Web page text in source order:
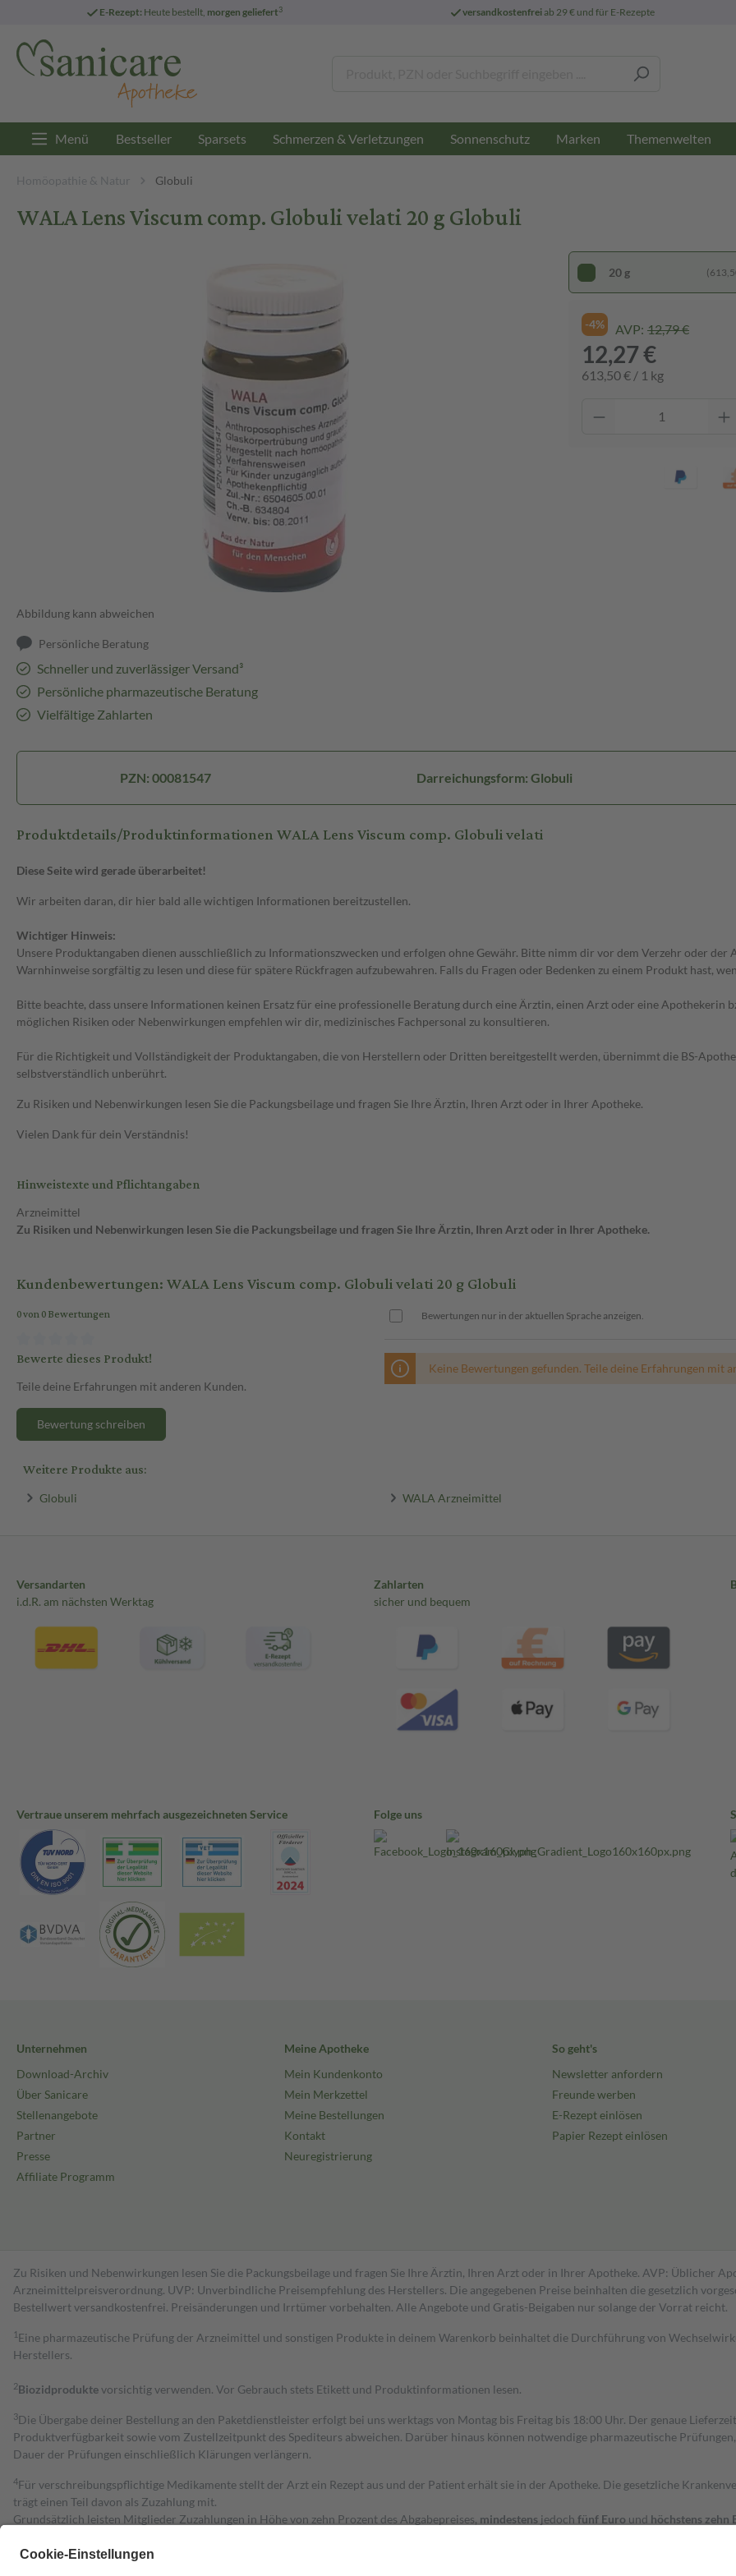
E-Rezept: Heute bestellt, morgen geliefert3 versandkostenfreiab 29 € und für E-Rezepte
Menü Bestseller Sparsets Schmerzen & Verletzungen Sonnenschutz Marken Themenwelten
Homöopathie & Natur Globuli
WALA Lens Viscum comp. Globuli velati 20 g Globuli
Abbildung kann abweichen
Persönliche Beratung
Schneller und zuverlässiger Versand³
Persönliche pharmazeutische Beratung
Vielfältige Zahlarten
20 g
-4% AVP: 12,79 €
12,27 €
613,50 € / 1 kg
PZN: 00081547 Darreichungsform: Globuli
Produktdetails/Produktinformationen WALA Lens Viscum comp. Globuli velati
Diese Seite wird gerade überarbeitet!
Wir arbeiten daran, dir hier bald alle wichtigen Informationen bereitzustellen.
Wichtiger Hinweis:
Unsere Produktangaben dienen ausschließlich zu Informationszwecken und erfolgen ohne Gewähr. Bitte nimm dir vor dem Verzehr oder
Warnhinweise sorgfältig zu lesen und diese für spätere Rückfragen aufzubewahren. Falls du Fragen oder Bedenken zu einem Produkt hast,
Bitte beachte, dass unsere Informationen keinen Ersatz für eine professionelle Beratung durch eine Ärztin, einen Arzt oder eine Apothekerin
möglichen Risiken oder Nebenwirkungen empfehlen wir dir, medizinisches Fachpersonal zu konsultieren.
Für die Richtigkeit und Vollständigkeit der Produktangaben, die von Herstellern oder Dritten bereitgestellt werden, übernimmt die BS-
selbstverständlich unberührt.
Zu Risiken und Nebenwirkungen lesen Sie die Packungsbeilage und fragen Sie Ihre Ärztin, Ihren Arzt oder in Ihrer Apotheke.
Vielen Dank für dein Verständnis!
Hinweistexte und Pflichtangaben
Arzneimittel
Zu Risiken und Nebenwirkungen lesen Sie die Packungsbeilage und fragen Sie Ihre Ärztin, Ihren Arzt oder in Ihrer Apotheke.
Kundenbewertungen: WALA Lens Viscum comp. Globuli velati 20 g Globuli
0 von 0 Bewertungen
Bewerte dieses Produkt!
Teile deine Erfahrungen mit anderen Kunden.
Bewertung schreiben
Bewertungen nur in der aktuellen Sprache anzeigen.
Keine Bewertungen gefunden. Teile deine Erfahrungen mit
Weitere Produkte aus:
Globuli WALA Arzneimittel
Versandarten
i.d.R. am nächsten Werktag
Zahlarten
sicher und bequem
Vertraue unserem mehrfach ausgezeichneten Service Folge uns
Unternehmen
Download-Archiv
Über Sanicare
Stellenangebote
Partner
Presse
Affiliate Programm
Meine Apotheke
Mein Kundenkonto
Mein Merkzettel
Meine Bestellungen
Kontakt
Neuregistrierung
So geht's
Newsletter anfordern
Freunde werben
E-Rezept einlösen
Papier Rezept einlösen
Zu Risiken und Nebenwirkungen lesen Sie die Packungsbeilage und fragen Sie Ihre Ärztin, Ihren Arzt oder in Ihrer Apotheke. AVP: Üblicher
Arzneimittelpreisverordnung. UVP: Unverbindliche Preisempfehlung des Herstellers. Die angegebenen Preise beinhalten die gesetzlich
Bestell­wert versand­kosten­frei. Preisänderungen und Irrtümer vorbehalten. Alle Angebote und Gratis-Beigaben nur solange der Vorrat reicht.
1 Eine pharmazeutische Prüfung der Arzneimittel und sonstigen Produkte in deinem Warenkorb beinhaltet die Durchführung von
Herstellers.
2Biozidproduktevorsichtig verwenden. Vor Gebrauch stets Etikett und Produktinformationen lesen.
3Die Übergabe deiner Bestellung an den Paketdienstleister erfolgt bei uns werktags von Montag bis Freitag bis 18:00 Uhr. Der genaue
Produktverfügbarkeit sowie vom Zustellzeitpunkt des Spediteurs abweichen. Darüber hinaus können notwendige pharmazeutische
Dauer der Prüfungen einschließlich Klärungen verlängern.
4Für verschreibungspflichtige Medikamente stellt der Arzt ein Rezept aus und der Patient erhält sie in der Apotheke. Die gesetzliche
trägt einen Teil davon als Zuzahlung mit.
Grundsätzlich leisten Mitglieder Zuzahlungen in Höhe von zehn Prozent des Abgabepreises, mindestens jedoch fünf Euro und höchstens zehn
Diese Regeln gelten grundsätzlich auch für Online-Apotheken.